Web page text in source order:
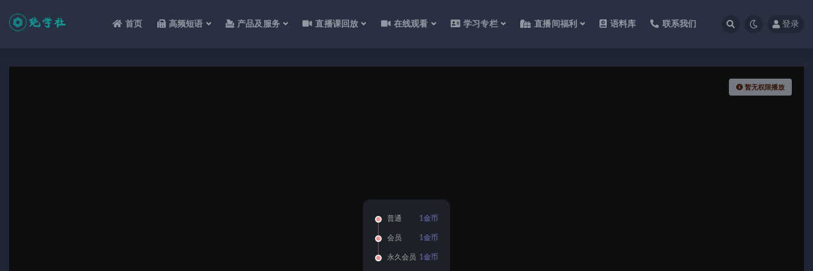
首页 高频短语 产品及服务 直播课回放 在线观看 学习专栏 直播间福利 语料库 联系我们 登录
暂无权限播放
普通 1金币
会员 1金币
永久会员 1金币